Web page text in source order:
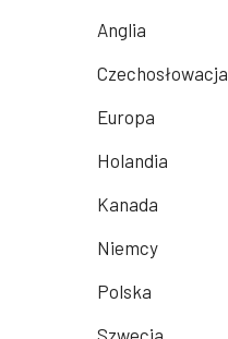
Anglia
Czechosłowacja
Europa
Holandia
Kanada
Niemcy
Polska
Szwecja